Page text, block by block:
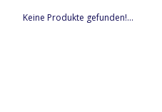
Keine Produkte gefunden!...